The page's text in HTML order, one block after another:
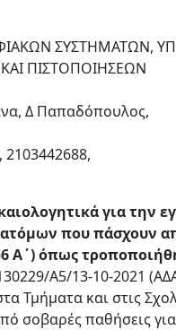
ΣΥΣΤΗΜΑΤΩΝ,
ΠΙΣΤΟΠΟΙΗΣΕΩΝ
Δ Παπαδόπουλος,
για την
που πάσχουν
Α΄) όπως
Α5/13-10-2021
Τμήματα και στις
σοβαρές παθήσεις